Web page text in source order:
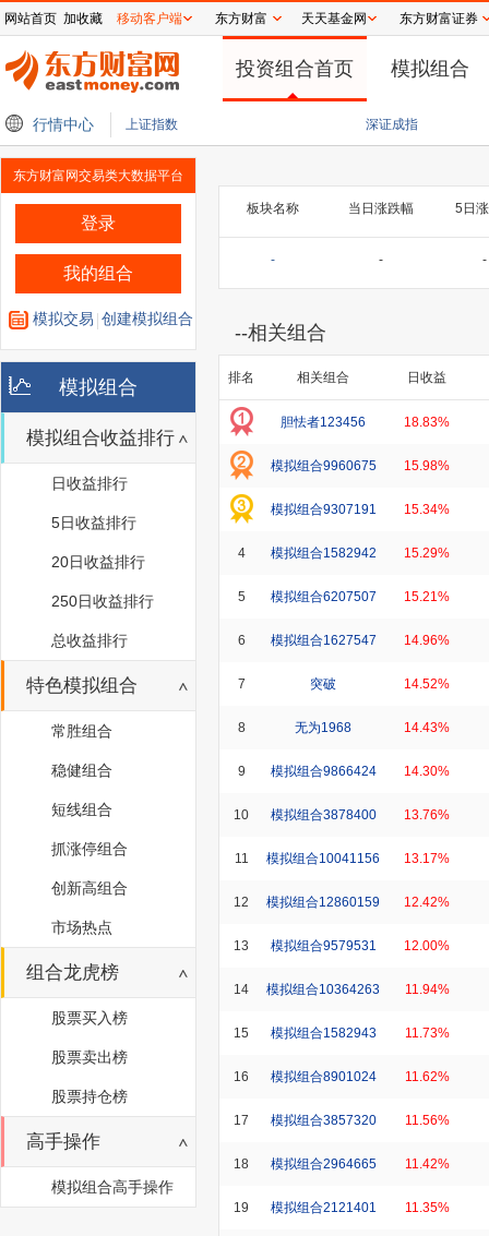
网站首页 加收藏 移动客户端 东方财富 天天基金网 东方财富证券
投资组合首页 模拟组合
行情中心 上证指数 深证成指
净利润同比增长94.40% 微信官宣功能更新，撤回提示词也可删除
东方财富网交易类大数据平台
登录
我的组合
模拟交易 创建模拟组合
模拟组合
模拟组合收益排行
日收益排行
5日收益排行
20日收益排行
250日收益排行
总收益排行
特色模拟组合
常胜组合
稳健组合
短线组合
抓涨停组合
创新高组合
市场热点
组合龙虎榜
股票买入榜
股票卖出榜
股票持仓榜
高手操作
模拟组合高手操作
板块名称 当日涨跌幅 5日
- - -
--相关组合
排名 相关组合 日收益
胆怯者123456 18.83%
模拟组合9960675 15.98%
模拟组合9307191 15.34%
4 模拟组合1582942 15.29%
5 模拟组合6207507 15.21%
6 模拟组合1627547 14.96%
7 突破 14.52%
8 无为1968 14.43%
9 模拟组合9866424 14.30%
10 模拟组合3878400 13.76%
11 模拟组合10041156 13.17%
12 模拟组合12860159 12.42%
13 模拟组合9579531 12.00%
14 模拟组合10364263 11.94%
15 模拟组合1582943 11.73%
16 模拟组合8901024 11.62%
17 模拟组合3857320 11.56%
18 模拟组合2964665 11.42%
19 模拟组合2121401 11.35%